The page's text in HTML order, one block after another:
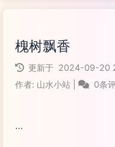
槐树飘香
更新于 2024-09-20
作者: 山水小站 0条